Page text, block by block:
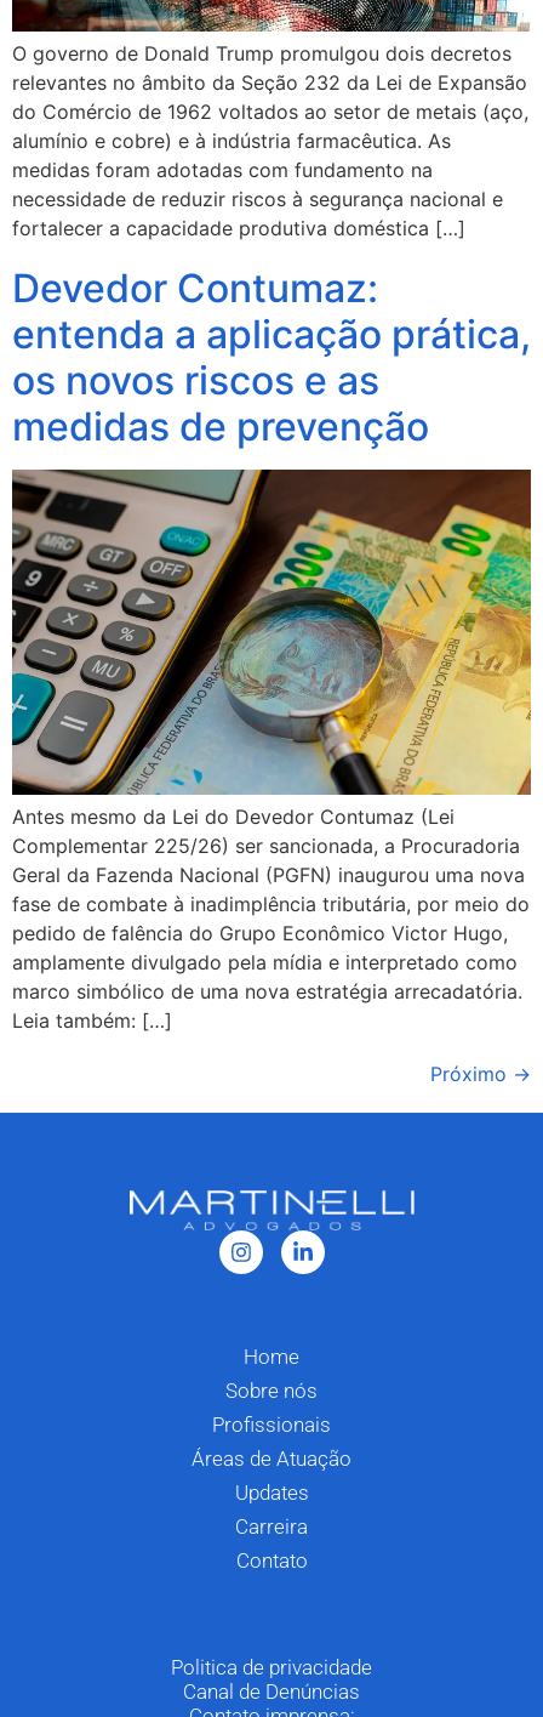
O governo de Donald Trump promulgou dois decretos
relevantes no âmbito da Seção 232 da Lei de Expansão
do Comércio de 1962 voltados ao setor de metais (aço,
alumínio e cobre) e à indústria farmacêutica. As
medidas foram adotadas com fundamento na
necessidade de reduzir riscos à segurança nacional e
fortalecer a capacidade produtiva doméstica […]
Devedor Contumaz:
entenda a aplicação prática,
os novos riscos e as
medidas de prevenção
Antes mesmo da Lei do Devedor Contumaz (Lei
Complementar 225/26) ser sancionada, a Procuradoria
Geral da Fazenda Nacional (PGFN) inaugurou uma nova
fase de combate à inadimplência tributária, por meio do
pedido de falência do Grupo Econômico Victor Hugo,
amplamente divulgado pela mídia e interpretado como
marco simbólico de uma nova estratégia arrecadatória.
Leia também: […]
Próximo →
Home
Sobre nós
Profissionais
Áreas de Atuação
Updates
Carreira
Contato
Politica de privacidade
Canal de Denúncias